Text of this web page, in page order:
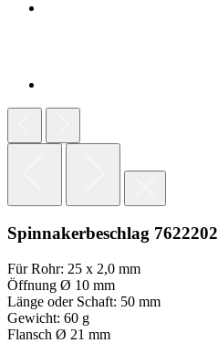
Spinnakerbeschlag 7622202
Für Rohr: 25 x 2,0 mm
Öffnung Ø 10 mm
Länge oder Schaft: 50 mm
Gewicht: 60 g
Flansch Ø 21 mm